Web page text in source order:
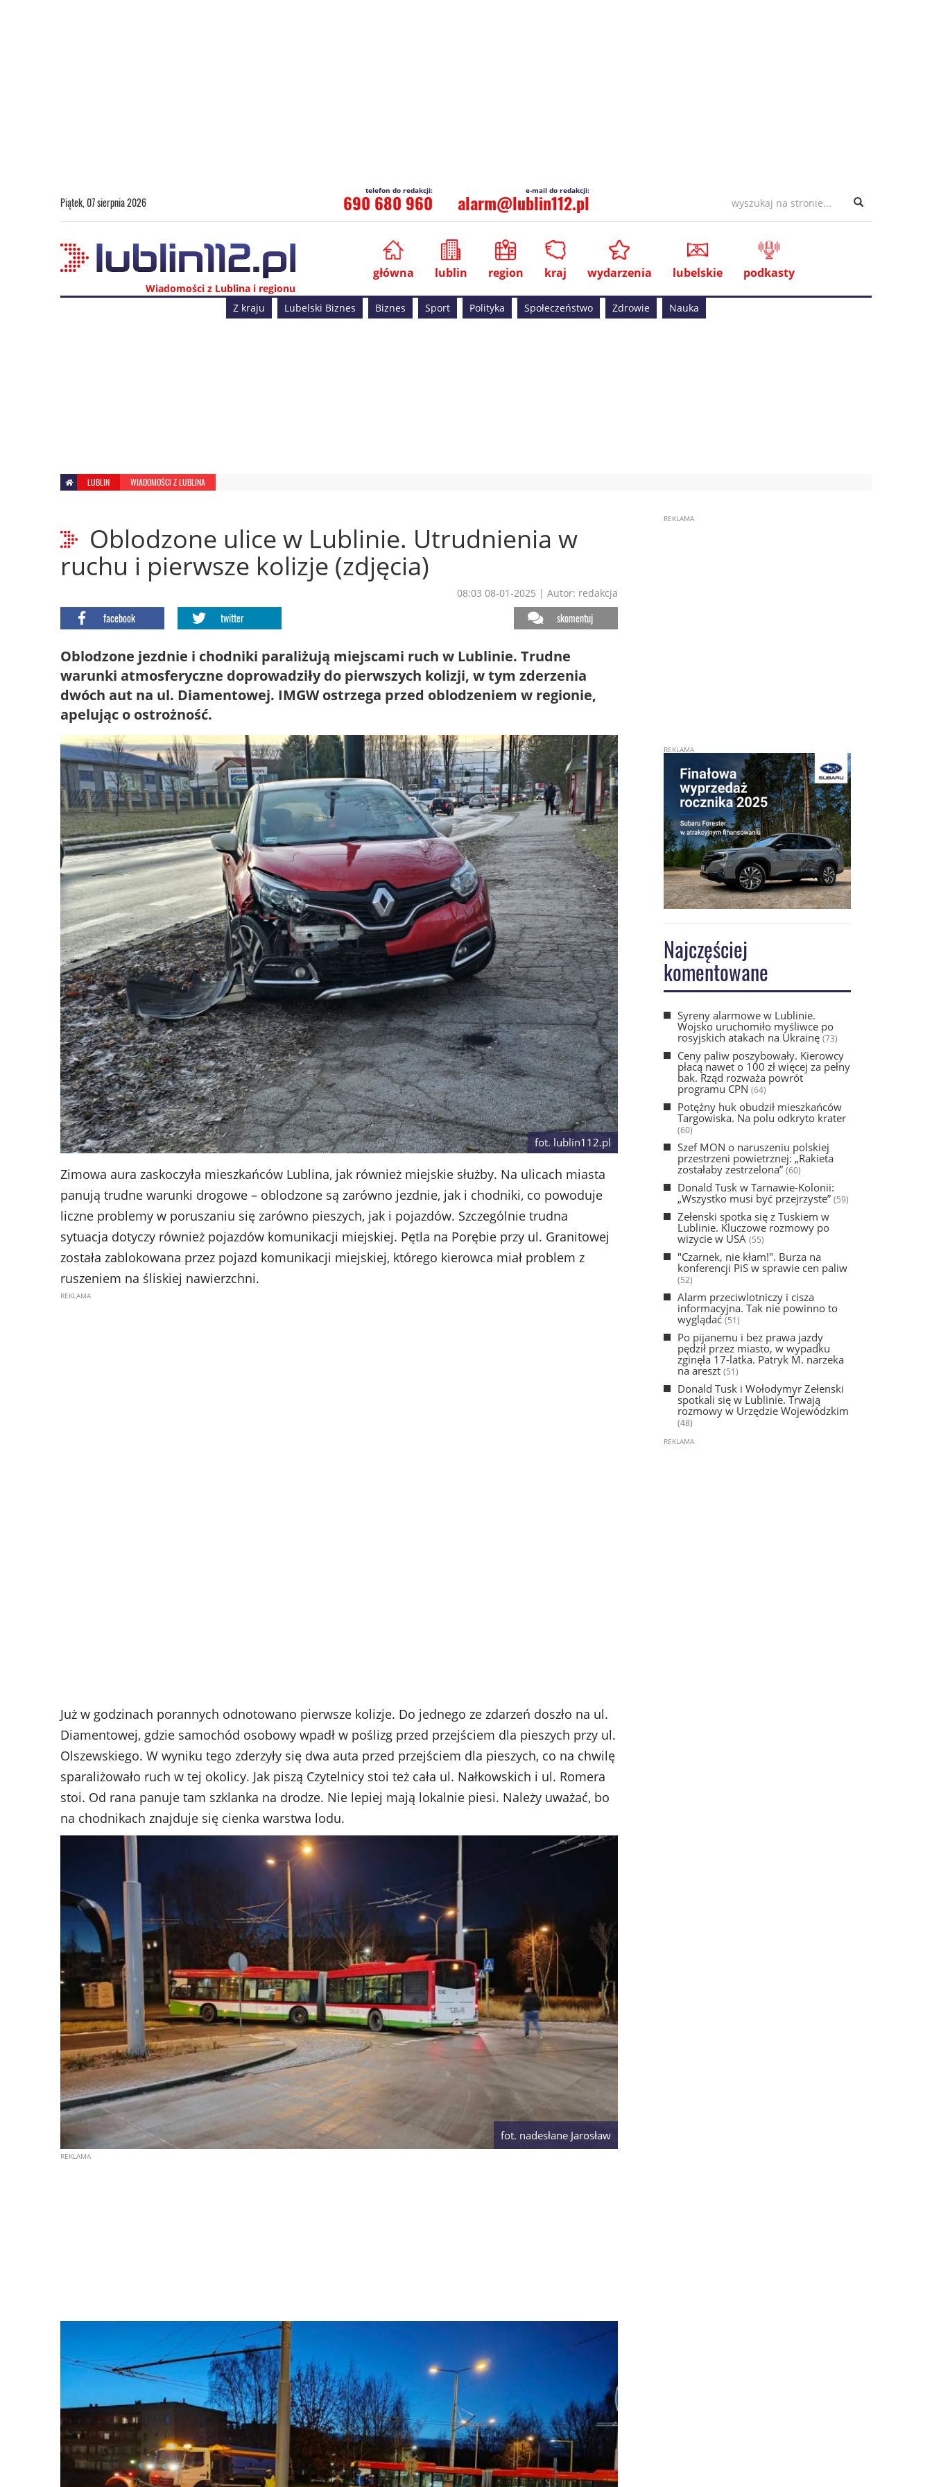
Piątek, 07 sierpnia 2026 690 680 960 alarm@lublin112.pl
Wiadomości z Lublina i regionu
główna lublin region kraj wydarzenia lubelskie podkasty
Z kraju Lubelski Biznes Biznes Sport Polityka Społeczeństwo Zdrowie Nauka
LUBLIN WIADOMOŚCI Z LUBLINA
Oblodzone ulice w Lublinie. Utrudnienia w
ruchu i pierwsze kolizje (zdjęcia)
08:03 08-01-2025 | Autor: redakcja
facebook twitter skomentuj
Oblodzone jezdnie i chodniki paraliżują miejscami ruch w Lublinie. Trudne
warunki atmosferyczne doprowadziły do pierwszych kolizji, w tym zderzenia
dwóch aut na ul. Diamentowej. IMGW ostrzega przed oblodzeniem w regionie,
apelując o ostrożność.
fot. lublin112.pl
Zimowa aura zaskoczyła mieszkańców Lublina, jak również miejskie służby. Na ulicach miasta
panują trudne warunki drogowe – oblodzone są zarówno jezdnie, jak i chodniki, co powoduje
liczne problemy w poruszaniu się zarówno pieszych, jak i pojazdów. Szczególnie trudna
sytuacja dotyczy również pojazdów komunikacji miejskiej. Pętla na Porębie przy ul. Granitowej
została zablokowana przez pojazd komunikacji miejskiej, którego kierowca miał problem z
ruszeniem na śliskiej nawierzchni.
Już w godzinach porannych odnotowano pierwsze kolizje. Do jednego ze zdarzeń doszło na ul.
Diamentowej, gdzie samochód osobowy wpadł w poślizg przed przejściem dla pieszych przy ul.
Olszewskiego. W wyniku tego zderzyły się dwa auta przed przejściem dla pieszych, co na chwilę
sparaliżowało ruch w tej okolicy. Jak piszą Czytelnicy stoi też cała ul. Nałkowskich i ul. Romera
stoi. Od rana panuje tam szklanka na drodze. Nie lepiej mają lokalnie piesi. Należy uważać, bo
na chodnikach znajduje się cienka warstwa lodu.
fot. nadesłane Jarosław
Najczęściej
komentowane
Syreny alarmowe w Lublinie.
Wojsko uruchomiło myśliwce po
rosyjskich atakach na Ukrainę(73)
Ceny paliw poszybowały. Kierowcy
płacą nawet o 100 zł więcej za pełny
bak. Rząd rozważa powrót
programu CPN (64)
Potężny huk obudził mieszkańców
Targowiska. Na polu odkryto krater
(60)
Szef MON o naruszeniu polskiej
przestrzeni powietrznej: „Rakieta
zostałaby zestrzelona” (60)
Donald Tusk w Tarnawie-Kolonii:
„Wszystko musi być przejrzyste” (59)
Zełenski spotka się z Tuskiem w
Lublinie. Kluczowe rozmowy po
wizycie w USA (55)
"Czarnek, nie kłam!". Burza na
konferencji PiS w sprawie cen paliw
(52)
Alarm przeciwlotniczy i cisza
informacyjna. Tak nie powinno to
wyglądać(51)
Po pijanemu i bez prawa jazdy
pędził przez miasto, w wypadku
zginęła 17-latka. Patryk M. narzeka
na areszt (51)
Donald Tusk i Wołodymyr Zełenski
spotkali się w Lublinie. Trwają
rozmowy w Urzędzie Wojewódzkim
(48)